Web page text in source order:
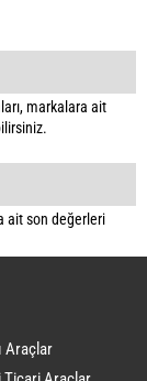
markalara ait
ait son değerleri
Araçlar